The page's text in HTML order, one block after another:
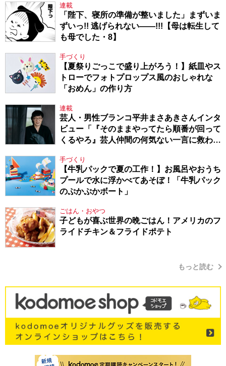
連載
「陛下、寝所の準備が整いました」まずいま
ずいっ!! 逃げられない――!!!【母は転生して
も母でした・8】
手づくり
【夏祭りごっこで盛り上がろう！】紙皿やス
トローでフォトプロップス風のおしゃれな
「おめん」の作り方
連載
芸人・男性ブランコ平井まさあきさんインタ
ビュー「『そのままやってたら順番が回って
くるやろ』芸人仲間の何気ない一言に救われ
手づくり
【牛乳パックで夏の工作！】お風呂やおうち
プールで水に浮かべてあそぼ！「牛乳パック
のぷかぷかボート」
ごはん・おやつ
子どもが喜ぶ世界の晩ごはん！アメリカのフ
ライドチキン＆フライドポテト
もっと読む